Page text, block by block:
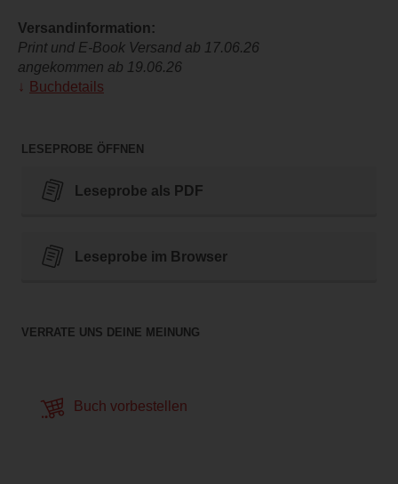
Versandinformation:
Print und E-Book Versand ab 17.06.26
angekommen ab 19.06.26
Buchdetails
LESEPROBE ÖFFNEN
Leseprobe als PDF
Leseprobe im Browser
VERRATE UNS DEINE MEINUNG
Buch vorbestellen